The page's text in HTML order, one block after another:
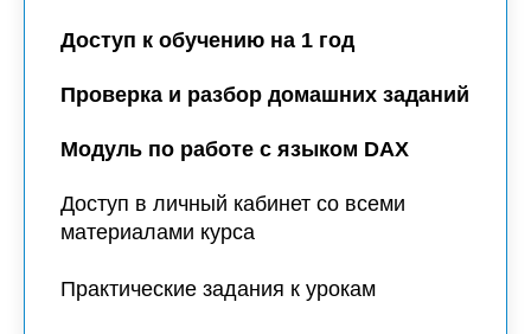
Доступ к обучению на 1 год
Проверка и разбор домашних заданий
Модуль по работе с языком DAX
Доступ в личный кабинет со всеми
материалами курса
Практические задания к урокам